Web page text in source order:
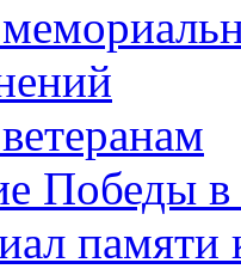
Победы
памяти